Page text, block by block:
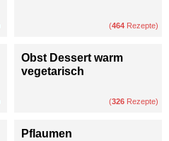
(464 Rezepte)
Obst Dessert warm
vegetarisch
(326 Rezepte)
Pflaumen